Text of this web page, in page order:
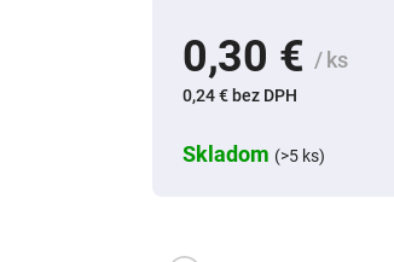
0,30 € / ks
0,24 € bez DPH
Skladom (>5 ks)